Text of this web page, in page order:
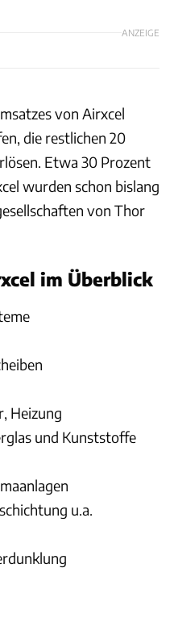
ANZEIGE
von Airxcel
die restlichen 20
Etwa 30 Prozent
wurden schon bislang
von Thor
im Überblick
Heizung
und Kunststoffe
u.a.